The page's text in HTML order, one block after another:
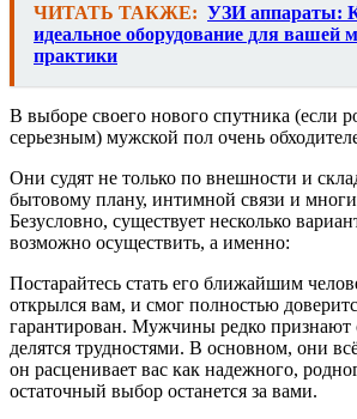
ЧИТАТЬ ТАКЖЕ: УЗИ аппараты:
идеальное оборудование для вашей
практики
В выборе своего нового спутника (если
серьезным) мужской пол очень
Они судят не только по внешности и
бытовому плану, интимной связи и
Безусловно, существует несколько
возможно осуществить, а именно:
Постарайтесь стать его ближайшим
открылся вам, и смог полностью
гарантирован. Мужчины редко признают
делятся трудностями. В основном, они
он расценивает вас как надежного,
остаточный выбор останется за вами.